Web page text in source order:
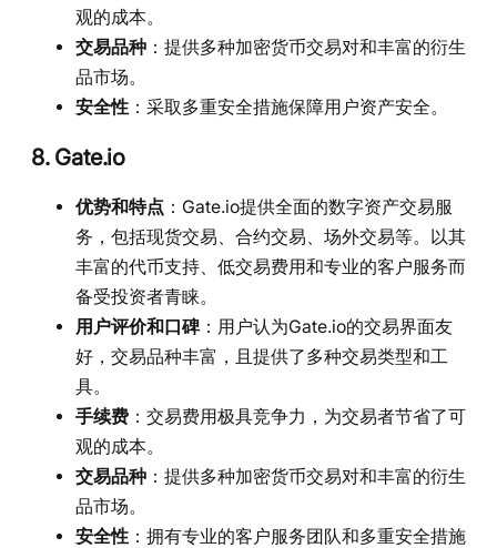
观的成本。
交易品种 ：提供多种加密货币交易对和丰富的衍生
品市场。
安全性 ：采取多重安全措施保障用户资产安全。
8. Gate.io
优势和特点 ：Gate.io提供全面的数字资产交易服
务，包括现货交易、合约交易、场外交易等。以其
丰富的代币支持、低交易费用和专业的客户服务而
备受投资者青睐。
用户评价和口碑：用户认为Gate.io的交易界面友
好，交易品种丰富，且提供了多种交易类型和工
具。
手续费 ：交易费用极具竞争力，为交易者节省了可
观的成本。
交易品种 ：提供多种加密货币交易对和丰富的衍生
品市场。
安全性 ：拥有专业的客户服务团队和多重安全措施